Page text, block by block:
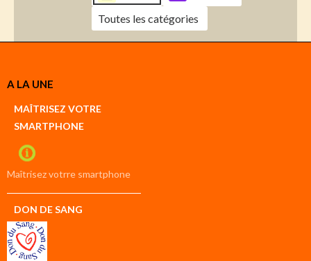
Toutes les catégories
Créer
compte
compte
A LA UNE
MAÎTRISEZ VOTRE
SMARTPHONE
Maîtrisez votrre smartphone
DON DE SANG